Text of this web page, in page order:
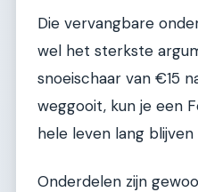
Die vervangbare
wel het sterkste
snoeischaar van €15
weggooit, kun je een
hele leven lang blijven
Onderdelen zijn